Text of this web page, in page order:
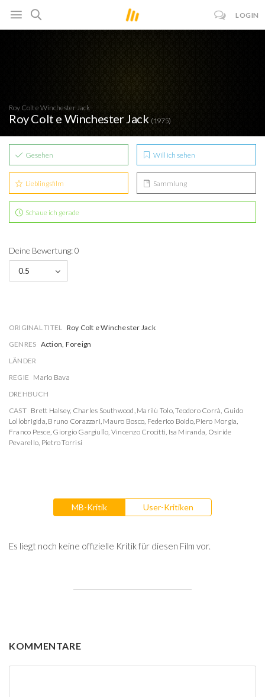
LOGIN
Roy Colt e Winchester Jack
Roy Colt e Winchester Jack (1975)
Gesehen Will ich sehen
Lieblingsfilm Sammlung
Schaue ich gerade
Deine Bewertung: 0
0.5
ORIGINAL TITEL Roy Colt e Winchester Jack
GENRES Action, Foreign
LÄNDER
REGIE Mario Bava
DREHBUCH
CAST Brett Halsey, Charles Southwood, Marilù Tolo,Teodoro Corrà, Guido
Lollobrigida, Bruno Corazzari, Mauro Bosco, Federico Boido, Piero Morgia,
Franco Pesce, Giorgio Gargiullo, Vincenzo Crocitti, Isa Miranda, Osiride
Pevarello, Pietro Torrisi
MB-Kritik User-Kritiken
Es liegt noch keine offizielle Kritik für diesen Film vor.
KOMMENTARE